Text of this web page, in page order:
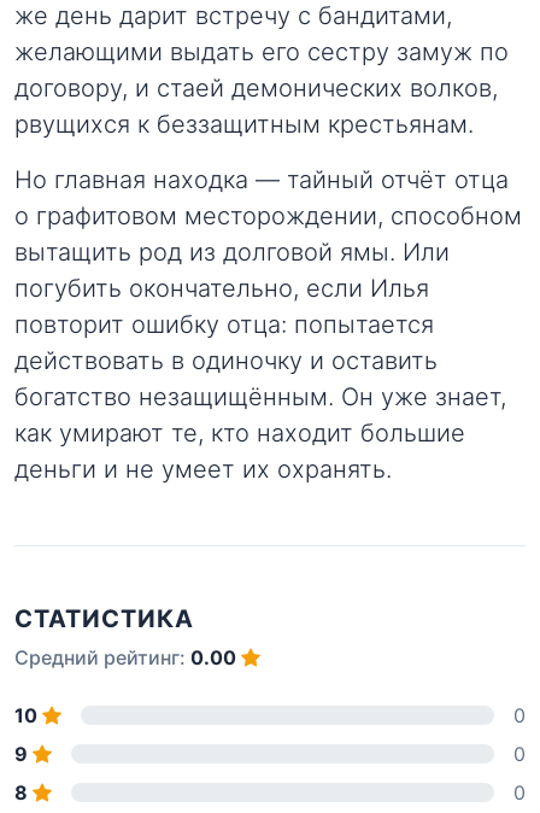
же день дарит встречу с бандитами,
желающими выдать его сестру замуж по
договору, и стаей демонических волков,
рвущихся к беззащитным крестьянам.
Но главная находка — тайный отчёт отца
о графитовом месторождении, способном
вытащить род из долговой ямы. Или
погубить окончательно, если Илья
повторит ошибку отца: попытается
действовать в одиночку и оставить
богатство незащищённым. Он уже знает,
как умирают те, кто находит большие
деньги и не умеет их охранять.
СТАТИСТИКА
Средний рейтинг: 0.00
10
0
9
0
8
0